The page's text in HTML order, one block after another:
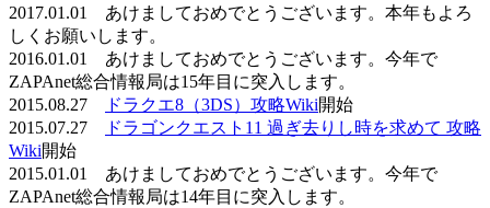
2017.01.01 あけましておめでとうございます。本年もよろ
しくお願いします。
2016.01.01 あけましておめでとうございます。今年で
ZAPAnet総合情報局は15年目に突入します。
2015.08.27
ドラクエ8（3DS）攻略Wiki開始
2015.07.27
ドラゴンクエスト11 過ぎ去りし時を求めて 攻略
Wiki開始
2015.01.01 あけましておめでとうございます。今年で
ZAPAnet総合情報局は14年目に突入します。